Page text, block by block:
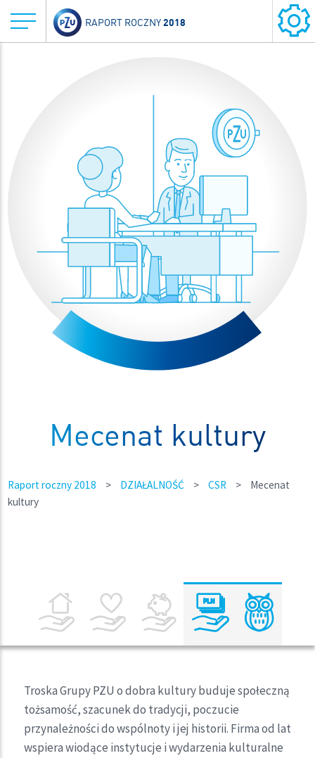
RAPORT ROCZNY2018
Mecenat kultury
Raport roczny 2018 > DZIAŁALNOŚĆ > CSR >
Mecenat
kultury
Troska Grupy PZU o dobra kultury buduje społeczną
tożsamość, szacunek do tradycji, poczucie
przynależności do wspólnoty i jej historii. Firma od lat
wspiera wiodące instytucje i wydarzenia kulturalne